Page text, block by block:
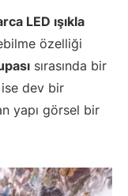
LED ışıkla
özelliği
sırasında bir
ise dev bir
yapı görsel bir